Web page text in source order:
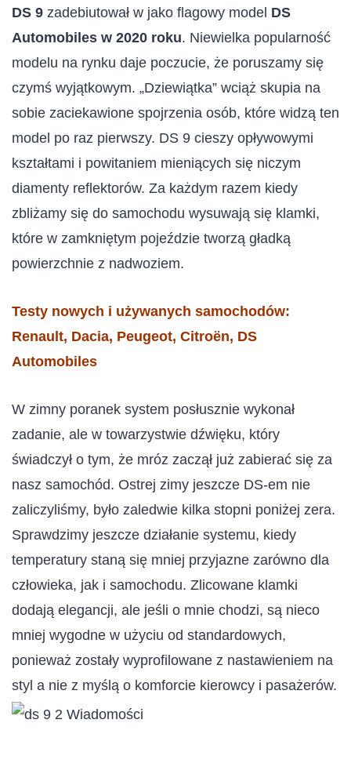
DS 9 zadebiutował w jako flagowy model DS
Automobiles w 2020 roku. Niewielka popularność
modelu na rynku daje poczucie, że poruszamy się
czymś wyjątkowym. „Dziewiątka” wciąż skupia na
sobie zaciekawione spojrzenia osób, które widzą ten
model po raz pierwszy. DS 9 cieszy opływowymi
kształtami i powitaniem mieniących się niczym
diamenty reflektorów. Za każdym razem kiedy
zbliżamy się do samochodu wysuwają się klamki,
które w zamkniętym pojeździe tworzą gładką
powierzchnie z nadwoziem.
Testy nowych i używanych samochodów:
Renault, Dacia, Peugeot, Citroën, DS
Automobiles
W zimny poranek system posłusznie wykonał
zadanie, ale w towarzystwie dźwięku, który
świadczył o tym, że mróz zaczął już zabierać się za
nasz samochód. Ostrej zimy jeszcze DS-em nie
zaliczyliśmy, było zaledwie kilka stopni poniżej zera.
Sprawdzimy jeszcze działanie systemu, kiedy
temperatury staną się mniej przyjazne zarówno dla
człowieka, jak i samochodu. Zlicowane klamki
dodają elegancji, ale jeśli o mnie chodzi, są nieco
mniej wygodne w użyciu od standardowych,
ponieważ zostały wyprofilowane z nastawieniem na
styl a nie z myślą o komforcie kierowcy i pasażerów.